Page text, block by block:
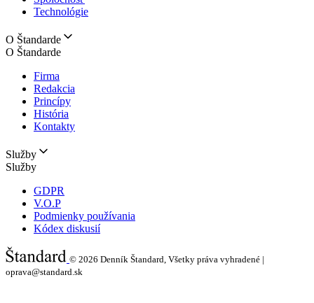
Technológie
O Štandarde
O Štandarde
Firma
Redakcia
Princípy
História
Kontakty
Služby
Služby
GDPR
V.O.P
Podmienky používania
Kódex diskusií
© 2026 Denník Štandard, Všetky práva vyhradené |
oprava@standard.sk